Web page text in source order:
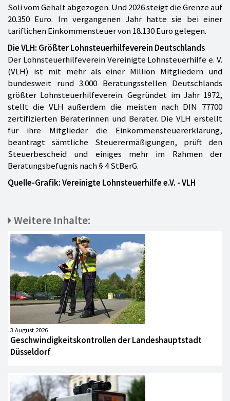
Soli vom Gehalt abgezogen. Und 2026 steigt die Grenze auf
20.350 Euro. Im vergangenen Jahr hatte sie bei einer
tariflichen Einkommensteuer von 18.130 Euro gelegen.
Die VLH: Größter Lohnsteuerhilfeverein Deutschlands
Der Lohnsteuerhilfeverein Vereinigte Lohnsteuerhilfe e. V.
(VLH) ist mit mehr als einer Million Mitgliedern und
bundesweit rund 3.000 Beratungsstellen Deutschlands
größter Lohnsteuerhilfeverein. Gegründet im Jahr 1972,
stellt die VLH außerdem die meisten nach DIN 77700
zertifizierten Beraterinnen und Berater. Die VLH erstellt
für ihre Mitglieder die Einkommensteuererklärung,
beantragt sämtliche Steuerermäßigungen, prüft den
Steuerbescheid und einiges mehr im Rahmen der
Beratungsbefugnis nach § 4 StBerG.
Quelle-Grafik: Vereinigte Lohnsteuerhilfe e.V. - VLH
Weitere Inhalte:
3 August 2026
Geschwindigkeitskontrollen der Landeshauptstadt
Düsseldorf